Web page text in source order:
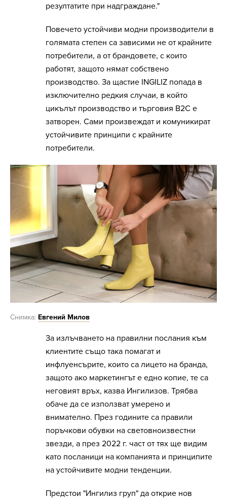
резултатите при надграждане."
Повечето устойчиви модни производители в
голямата степен са зависими не от крайните
потребители, а от брандовете, с които
работят, защото нямат собствено
производство. За щастие INGILIZ попада в
изключително редкия случаи, в който
цикълът производство и търговия B2C е
затворен. Сами произвеждат и комуникират
устойчивите принципи с крайните
потребители.
Снимка: Евгений Милов
За излъчването на правилни послания към
клиентите също така помагат и
инфлуенсърите, които са лицето на бранда,
защото ако маркетингът е едно копие, те са
неговият връх, казва Ингилизов. Трябва
обаче да се използват умерено и
внимателно. През годините са правили
поръчкови обувки на световноизвестни
звезди, а през 2022 г. част от тях ще видим
като посланици на компанията и принципите
на устойчивите модни тенденции.
Предстои "Ингилиз груп" да открие нов